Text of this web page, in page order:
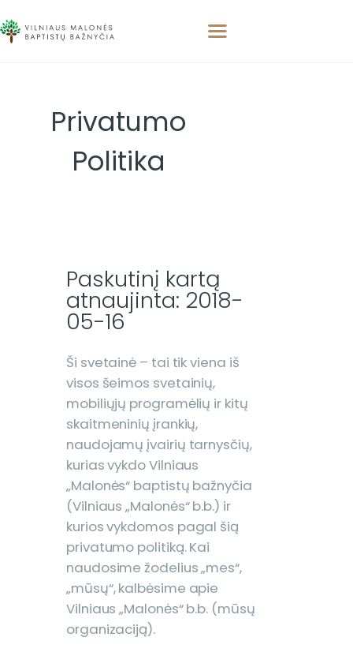
Privatumo
Politika
PAGRINDINIS
APIE MUS
APSILANKYKITE
Paskutinį kartą
atnaujinta: 2018-
05-16
Ši svetainė – tai tik viena iš
visos šeimos svetainių,
mobiliųjų programėlių ir kitų
skaitmeninių įrankių,
naudojamų įvairių tarnysčių,
kurias vykdo Vilniaus
„Malonės“ baptistų bažnyčia
(Vilniaus „Malonės“ b.b.) ir
kurios vykdomos pagal šią
privatumo politiką. Kai
naudosime žodelius „mes“,
„mūsų“, kalbėsime apie
Vilniaus „Malonės“ b.b. (mūsų
organizaciją).